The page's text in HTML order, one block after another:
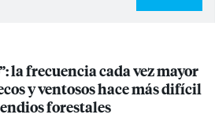
la frecuencia cada vez mayor
y ventosos hace más difícil
forestales